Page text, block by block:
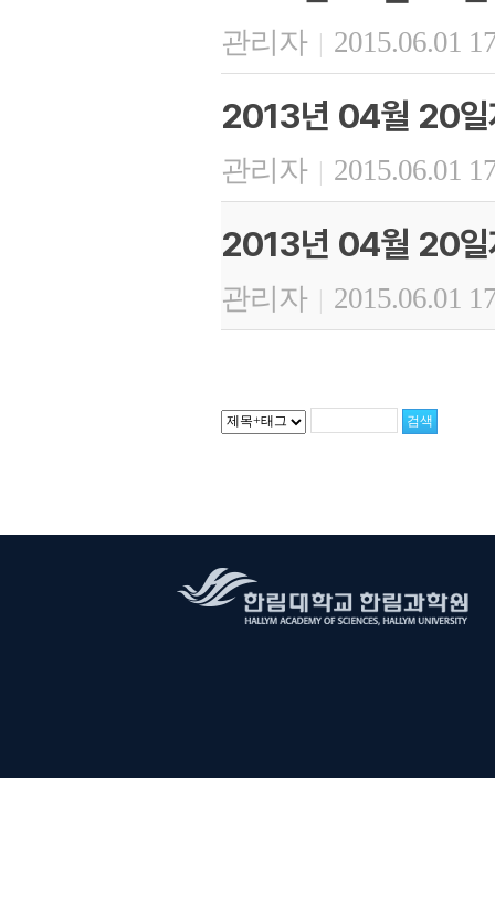
관리자 | 2015.06.01
2013년 04월 20일
관리자 | 2015.06.01
2013년 04월 20일
관리자 | 2015.06.01